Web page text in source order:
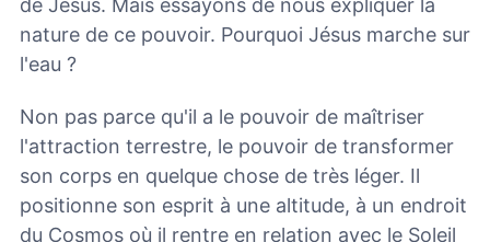
nature de ce pouvoir. Pourquoi Jésus marche sur
l'eau ?
Non pas parce qu'il a le pouvoir de maîtriser
l'attraction terrestre, le pouvoir de transformer
son corps en quelque chose de très léger. Il
positionne son esprit à une altitude, à un endroit
du Cosmos où il rentre en relation avec le Soleil